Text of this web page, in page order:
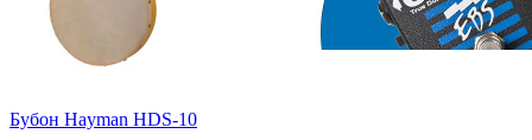
Бубон Hayman HDS-10